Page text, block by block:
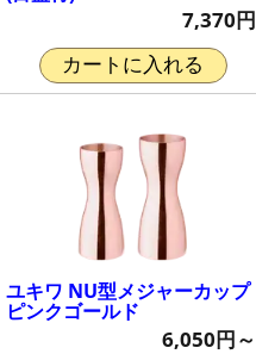
7,370円
カートに入れる
ユキワ NU型メジャーカップ
ピンクゴールド
6,050円～